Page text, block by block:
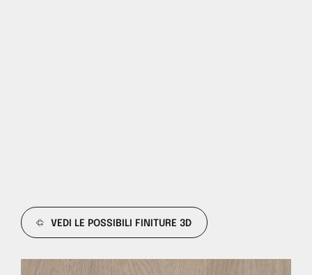
VEDI LE POSSIBILI FINITURE 3D